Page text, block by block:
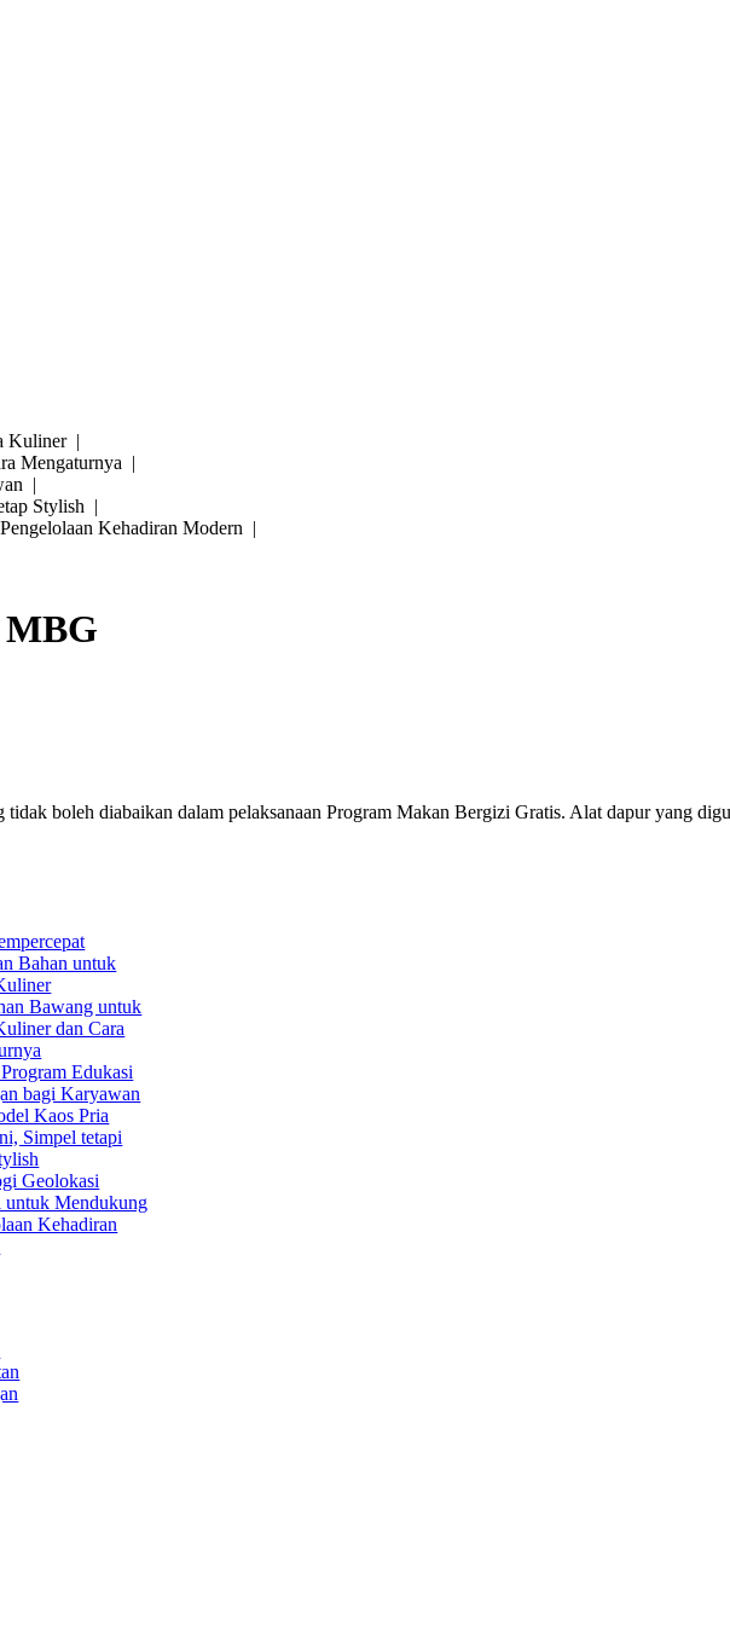
Kuliner |
Mengaturnya |
|
Stylish |
Kehadiran Modern |
boleh diabaikan dalam pelaksanaan Program Makan Bergizi Gratis. Alat dapur yang
Bahan untuk
Bawang untuk
dan Cara
Edukasi
bagi Karyawan
Kaos Pria
Simpel tetapi
Geolokasi
untuk Mendukung
Kehadiran